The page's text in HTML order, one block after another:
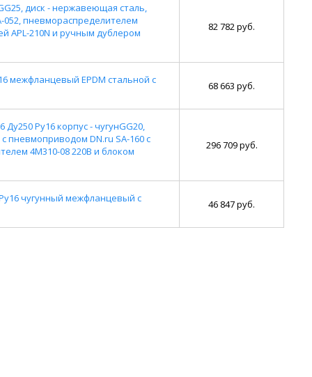
диск - нержавеющая сталь,
052, пневмораспределителем
APL-210N и ручным дублером
82 782 руб.
межфланцевый EPDM стальной с
68 663 руб.
Ру16 корпус - чугунGG20,
пневмоприводом DN.ru SA-160 с
4M310-08 220В и блоком
296 709 руб.
чугунный межфланцевый с
46 847 руб.